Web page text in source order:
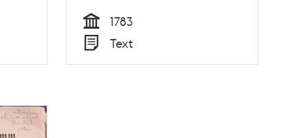
Tid
1783
Typ
Text